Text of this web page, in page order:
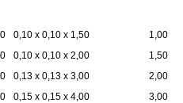
0,10 x 0,10 x 1,50
1,00
0,10 x 0,10 x 2,00
1,50
0,13 x 0,13 x 3,00
2,00
0,15 x 0,15 x 4,00 3,00